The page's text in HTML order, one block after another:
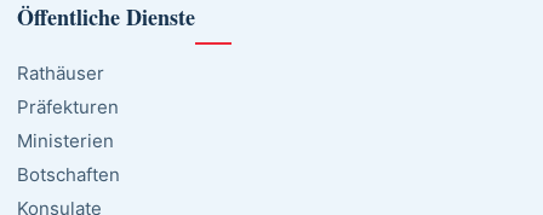
Öffentliche Dienste
Rathäuser
Präfekturen
Ministerien
Botschaften
Konsulate